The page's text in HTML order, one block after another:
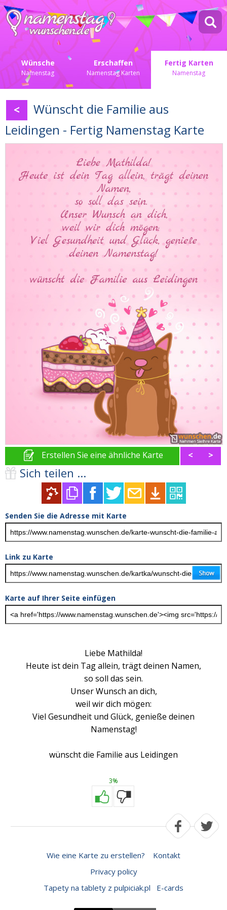
Wünsche
Namenstag
Erschaffen
Namenstag Karten
Fertig Karten
Namenstag
<
Wünscht die Familie aus
Leidingen - Fertig Namenstag Karte
Erstellen Sie eine ähnliche Karte < >
Sich teilen ...
Senden Sie die Adresse mit Karte
Link zu Karte
Karte auf Ihrer Seite einfügen
Liebe Mathilda!
Heute ist dein Tag allein, trägt deinen Namen,
so soll das sein.
Unser Wunsch an dich,
weil wir dich mögen:
Viel Gesundheit und Glück, genieße deinen
Namenstag!
wünscht die Familie aus Leidingen
3%
Wie eine Karte zu erstellen?
Kontakt
Privacy policy
Tapety na tablety z pulpiciak.pl
E-cards